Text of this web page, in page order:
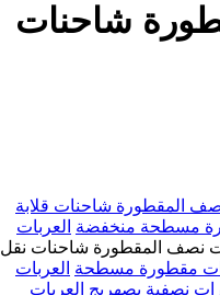
شاحنات
المقطورة شاحنات قلابة
مسطحة منخفضة العربات
نصف المقطورة شاحنات نقل
مقطورة مسطحة العربات
نصفية بصهريج العربات